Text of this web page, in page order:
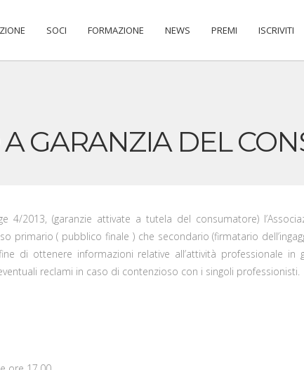
SOCI FORMAZIONE NEWS PREMI ISCRIVITI
GARANZIA DEL
4/2013, (garanzie attivate a tutela del consumatore)
primario ( pubblico finale ) che secondario (firmatario
di ottenere informazioni relative all’attività professionale in
reclami in caso di contenzioso con i singoli professionisti.